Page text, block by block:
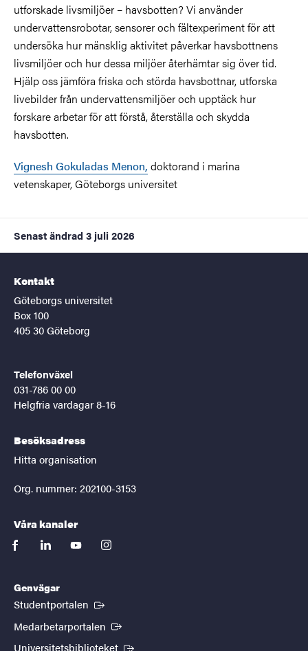
utforskade livsmiljöer – havsbotten? Vi använder
undervattensrobotar, sensorer och fältexperiment för att
undersöka hur mänsklig aktivitet påverkar havsbottnens
livsmiljöer och hur dessa miljöer återhämtar sig över tid.
Hjälp oss jämföra friska och störda havsbottnar, utforska
livebilder från undervattensmiljöer och upptäck hur
forskare arbetar för att förstå, återställa och skydda
havsbotten.
Vignesh Gokuladas Menon, doktorand i marina
vetenskaper, Göteborgs universitet
Senast ändrad 3 juli 2026
Kontakt
Göteborgs universitet
Box 100
405 30 Göteborg
Telefonväxel
031-786 00 00
Helgfria vardagar 8-16
Besöksadress
Hitta organisation
Org. nummer: 202100-3153
Våra kanaler
facebooklinkedinyoutubeinstagram
Genvägar
Studentportalen (Extern länk)
Medarbetarportalen (Extern länk)
Universitetsbiblioteket (Extern länk)